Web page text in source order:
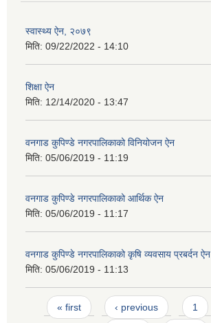
स्वास्थ्य ऐन, २०७९
मिति: 09/22/2022 - 14:10
शिक्षा ऐन
मिति: 12/14/2020 - 13:47
वनगाड कुपिण्डे नगरपालिकाको विनियोजन ऐन
मिति: 05/06/2019 - 11:19
वनगाड कुपिण्डे नगरपालिकाको आर्थिक ऐन
मिति: 05/06/2019 - 11:17
वनगाड कुपिण्डे नगरपालिकाको कृषि व्यवसाय प्रबर्दन ऐन
मिति: 05/06/2019 - 11:13
Pages
« first ‹ previous 1